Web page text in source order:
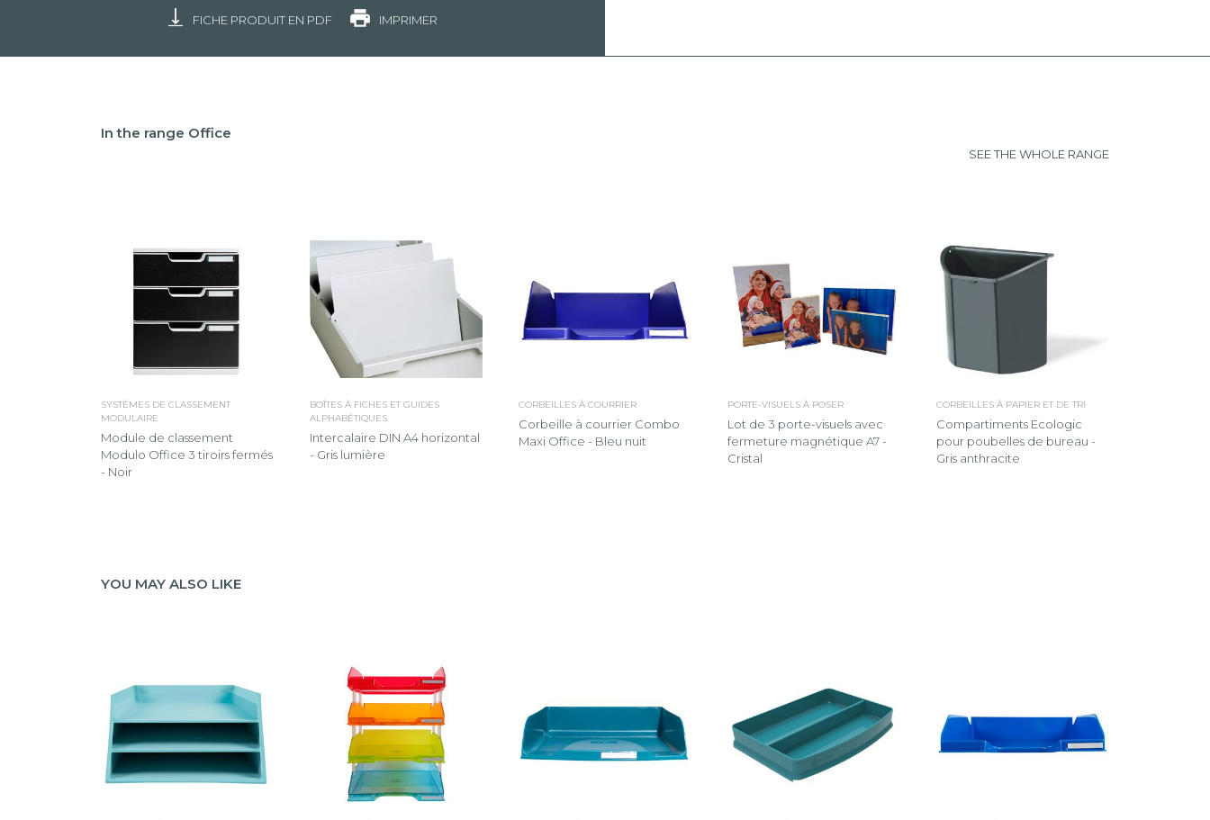
FICHE PRODUIT EN PDF IMPRIMER
In the range Office
SEE THE WHOLE RANGE
SYSTÈMES DE CLASSEMENT
MODULAIRE
Module de classement
Modulo Office 3 tiroirs fermés
- Noir
BOÎTES À FICHES ET GUIDES
ALPHABÉTIQUES
Intercalaire DIN A4 horizontal
- Gris lumière
CORBEILLES À COURRIER
Corbeille à courrier Combo
Maxi Office - Bleu nuit
PORTE-VISUELS À POSER
Lot de 3 porte-visuels avec
fermeture magnétique A7 -
Cristal
CORBEILLES À PAPIER ET DE TRI
Compartiments Ecologic
pour poubelles de bureau -
Gris anthracite
YOU MAY ALSO LIKE